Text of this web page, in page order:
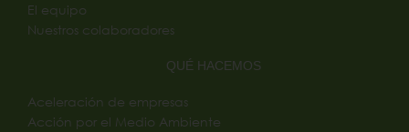
El equipo
Nuestros colaboradores
QUÉ HACEMOS
Aceleración de empresas
Acción por el Medio Ambiente